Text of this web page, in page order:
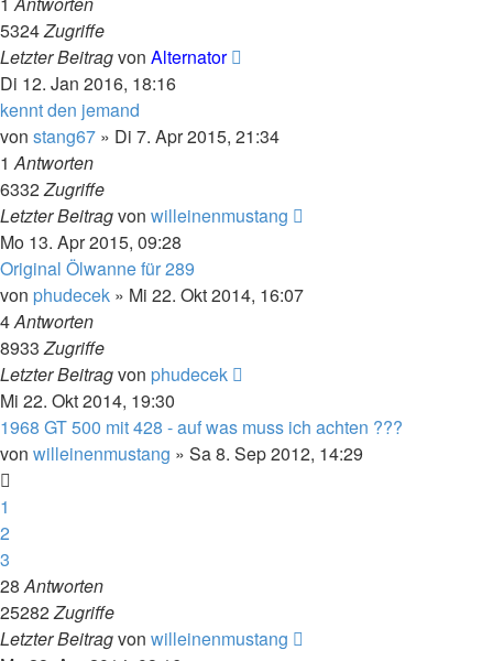
5324Zugriffe
Letzter Beitragvon Alternator
Di 12. Jan 2016, 18:16
kennt den jemand
von stang67 » Di 7. Apr 2015, 21:34
1Antworten
6332Zugriffe
Letzter Beitragvon willeinenmustang
Mo 13. Apr 2015, 09:28
Original Ölwanne für 289
von phudecek » Mi 22. Okt 2014, 16:07
4Antworten
8933Zugriffe
Letzter Beitragvon phudecek
Mi 22. Okt 2014, 19:30
1968 GT 500 mit 428 - auf was muss ich achten ???
von willeinenmustang » Sa 8. Sep 2012, 14:29
1
2
3
28Antworten
25282Zugriffe
Letzter Beitragvon willeinenmustang